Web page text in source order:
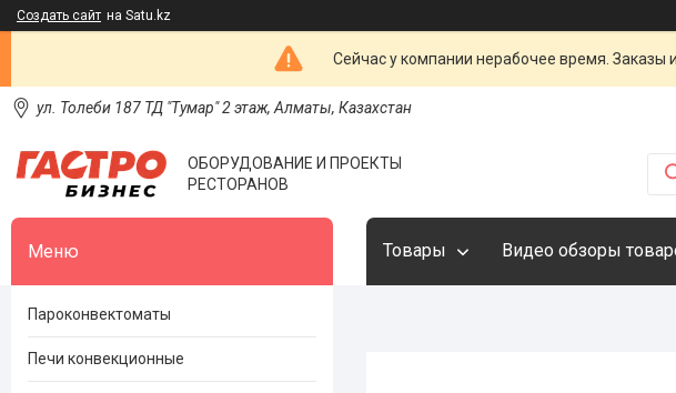
Создать сайт на Satu.kz
Сейчас у компании нерабочее время. Заказы
ул. Толеби 187 ТД "Тумар" 2 этаж, Алматы, Казахстан
ОБОРУДОВАНИЕ И ПРОЕКТЫ
РЕСТОРАНОВ
Товары Видео обзоры
Пароконвектоматы
Печи конвекционные